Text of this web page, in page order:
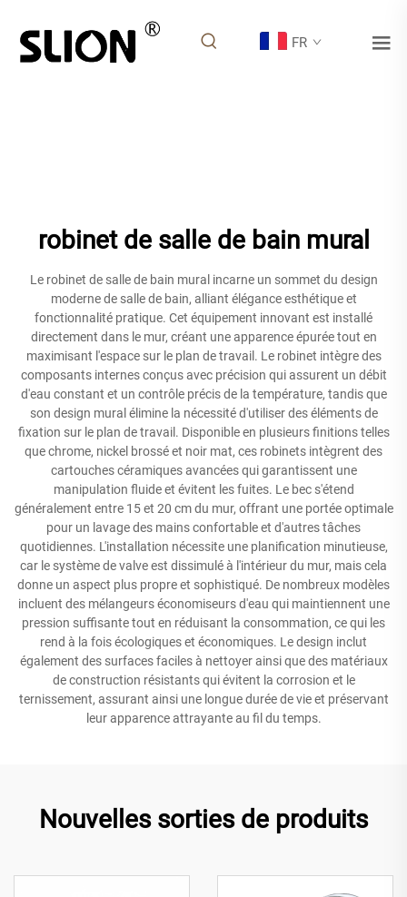
FR
robinet de salle de bain mural
Le robinet de salle de bain mural incarne un sommet du design
moderne de salle de bain, alliant élégance esthétique et
fonctionnalité pratique. Cet équipement innovant est installé
directement dans le mur, créant une apparence épurée tout en
maximisant l'espace sur le plan de travail. Le robinet intègre des
composants internes conçus avec précision qui assurent un débit
d'eau constant et un contrôle précis de la température, tandis que
son design mural élimine la nécessité d'utiliser des éléments de
fixation sur le plan de travail. Disponible en plusieurs finitions telles
que chrome, nickel brossé et noir mat, ces robinets intègrent des
cartouches céramiques avancées qui garantissent une
manipulation fluide et évitent les fuites. Le bec s'étend
généralement entre 15 et 20 cm du mur, offrant une portée optimale
pour un lavage des mains confortable et d'autres tâches
quotidiennes. L'installation nécessite une planification minutieuse,
car le système de valve est dissimulé à l'intérieur du mur, mais cela
donne un aspect plus propre et sophistiqué. De nombreux modèles
incluent des mélangeurs économiseurs d'eau qui maintiennent une
pression suffisante tout en réduisant la consommation, ce qui les
rend à la fois écologiques et économiques. Le design inclut
également des surfaces faciles à nettoyer ainsi que des matériaux
de construction résistants qui évitent la corrosion et le
ternissement, assurant ainsi une longue durée de vie et préservant
leur apparence attrayante au fil du temps.
Nouvelles sorties de produits